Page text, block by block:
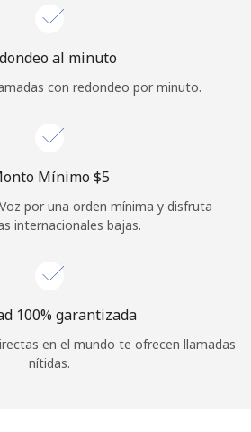
o
Continuar con
al minuto
con redondeo por minuto.
Mínimo ⁦$5⁩
por una orden mínima y disfruta
internacionales bajas.
100% garantizada
en el mundo te ofrecen llamadas
nítidas.